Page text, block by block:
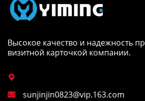
Высокое качество и надежность
визитной карточкой компании.

 sunjinjin0823@vip.163.com